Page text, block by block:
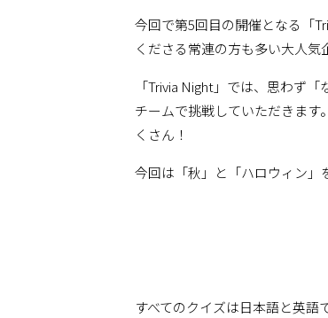
今回で第5回目の開催となる「
くださる常連の方も多い大人気
「Trivia Night」では、思わず
チームで挑戦していただきま
くさん！
今回は「秋」と「ハロウィン」
すべてのクイズは日本語と英